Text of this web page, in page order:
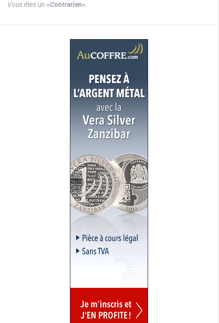
Vous êtes un «Contrarien».